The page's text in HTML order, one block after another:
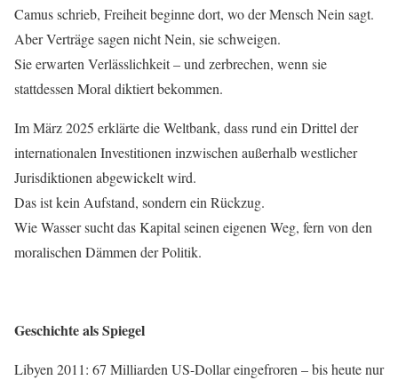
Camus schrieb, Freiheit beginne dort, wo der Mensch Nein sagt.
Aber Verträge sagen nicht Nein, sie schweigen.
Sie erwarten Verlässlichkeit – und zerbrechen, wenn sie
stattdessen Moral diktiert bekommen.
Im März 2025 erklärte die Weltbank, dass rund ein Drittel der
internationalen Investitionen inzwischen außerhalb westlicher
Jurisdiktionen abgewickelt wird.
Das ist kein Aufstand, sondern ein Rückzug.
Wie Wasser sucht das Kapital seinen eigenen Weg, fern von den
moralischen Dämmen der Politik.
Geschichte als Spiegel
Libyen 2011: 67 Milliarden US-Dollar eingefroren – bis heute nur